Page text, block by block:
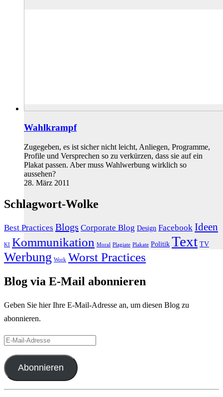
Wahlkrampf
Zugegeben, es ist sicher nicht leicht, Anliegen, Programme,
Profile und Versprechen so zu verkürzen, dass sie auf ein
Plakat passen. Aber muss Wahlwerbung wirklich so
aussehen?
28. März 2011
Schlagwort-Wolke
Best Practices Blogs Corporate Blog Design Facebook Ideen
KI Kommunikation Moral Plagiate Plakate Politik Text TV
Werbung Work Worst Practices
Blog via E-Mail abonnieren
Geben Sie hier Ihre E-Mail-Adresse an, um diesen Blog zu
abonnieren.
E-
Mail-
AdresseAbonnieren